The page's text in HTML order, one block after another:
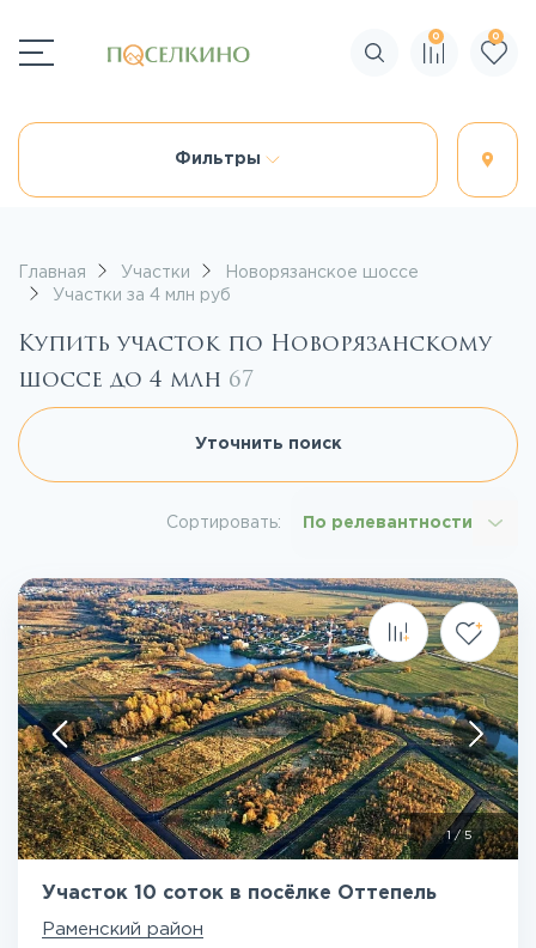
Поиск по сайту
0 0
Фильтры
Главная Участки
Новорязанское шоссе
Участки за 4 млн руб
Купить участок по Новорязанскому
шоссе до 4 млн 67
Уточнить поиск
Сортировать: По релевантности
1 /5
Участок 10 соток в посёлке Оттепель
Раменский район